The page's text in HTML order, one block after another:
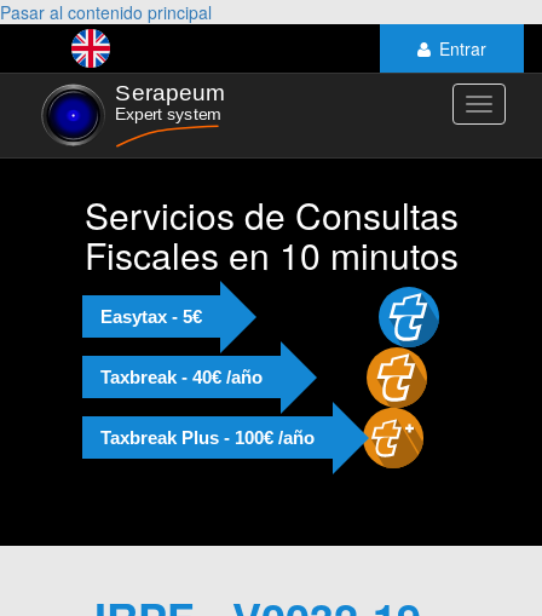
Pasar al contenido principal
Entrar
Toggle
Servicios de Consultas
Fiscales en 10 minutos
Easytax - 5€
Taxbreak - 40€ /año
Taxbreak Plus - 100€ /año